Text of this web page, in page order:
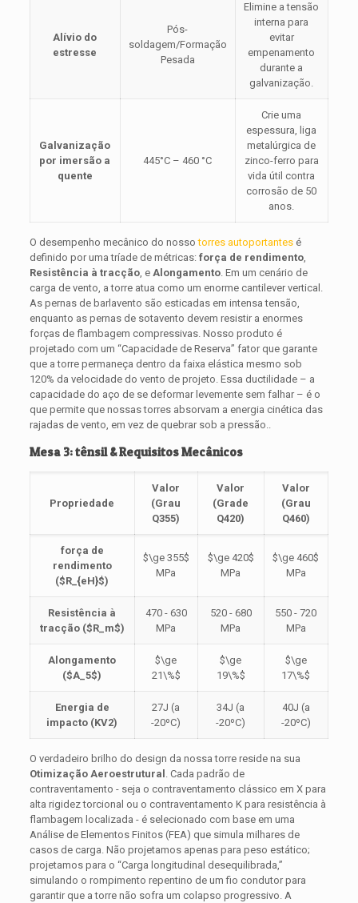
Alívio do
estresse
Pós-
soldagem/Formação
Pesada
Elimine a tensão
interna para
evitar
empenamento
durante a
galvanização.
Galvanização
por imersão a
quente
445°C – 460 °C
Crie uma
espessura, liga
metalúrgica de
zinco-ferro para
vida útil contra
corrosão de 50
anos.
O desempenho mecânico do nossotorres autoportantesé
definido por uma tríade de métricas: força de rendimento,
Resistência à tracção, e Alongamento. Em um cenário de
carga de vento, a torre atua como um enorme cantilever vertical.
As pernas de barlavento são esticadas em intensa tensão,
enquanto as pernas de sotavento devem resistir a enormes
forças de flambagem compressivas. Nosso produto é
projetado com um “Capacidade de Reserva” fator que garante
que a torre permaneça dentro da faixa elástica mesmo sob
120% da velocidade do vento de projeto. Essa ductilidade – a
capacidade do aço de se deformar levemente sem falhar – é o
que permite que nossas torres absorvam a energia cinética das
rajadas de vento, em vez de quebrar sob a pressão..
Mesa 3: tênsil & Requisitos Mecânicos
Propriedade
Valor
(Grau
Q355)
Valor
(Grade
Q420)
Valor
(Grau
Q460)
força de
rendimento
($R_{eH}$)
$\ge 355$
MPa
$\ge 420$
MPa
$\ge 460$
MPa
Resistência à
tracção ($R_m$)
470 - 630
MPa
520 - 680
MPa
550 - 720
MPa
Alongamento
($A_5$)
$\ge
21\%$
$\ge
19\%$
$\ge
17\%$
Energia de
impacto (KV2)
27J (a
-20ºC)
34J (a
-20ºC)
40J (a
-20ºC)
O verdadeiro brilho do design da nossa torre reside na sua
Otimização Aeroestrutural . Cada padrão de
contraventamento - seja o contraventamento clássico em X para
alta rigidez torcional ou o contraventamento K para resistência à
flambagem localizada - é selecionado com base em uma
Análise de Elementos Finitos (FEA) que simula milhares de
casos de carga. Não projetamos apenas para peso estático;
projetamos para o “Carga longitudinal desequilibrada,”
simulando o rompimento repentino de um fio condutor para
garantir que a torre não sofra um colapso progressivo. A